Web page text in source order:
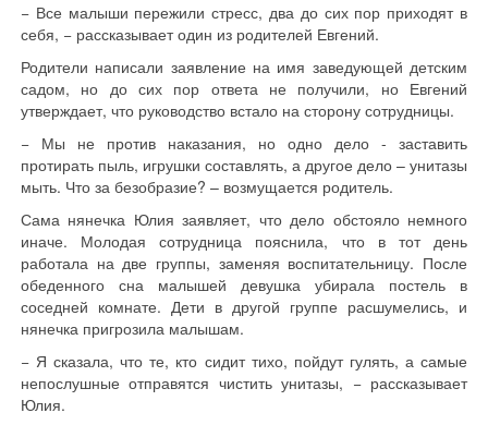
− Все малыши пережили стресс, два до сих пор приходят в
себя, − рассказывает один из родителей Евгений.
Родители написали заявление на имя заведующей детским
садом, но до сих пор ответа не получили, но Евгений
утверждает, что руководство встало на сторону сотрудницы.
− Мы не против наказания, но одно дело - заставить
протирать пыль, игрушки составлять, а другое дело – унитазы
мыть. Что за безобразие? – возмущается родитель.
Сама нянечка Юлия заявляет, что дело обстояло немного
иначе. Молодая сотрудница пояснила, что в тот день
работала на две группы, заменяя воспитательницу. После
обеденного сна малышей девушка убирала постель в
соседней комнате. Дети в другой группе расшумелись, и
нянечка пригрозила малышам.
− Я сказала, что те, кто сидит тихо, пойдут гулять, а самые
непослушные отправятся чистить унитазы, − рассказывает
Юлия.